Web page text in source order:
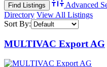
Advanced
Directory View All Listings
Sort By:
MULTIVAC Export AG